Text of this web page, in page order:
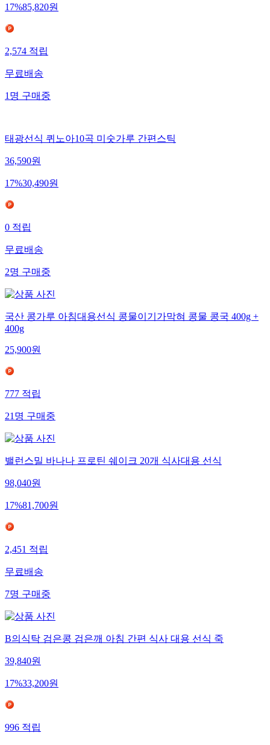
17%85,820원
2,574적립
무료배송
1명구매중
태광선식 퀴노아10곡 미숫가루 간편스틱
36,590원
17%30,490원
0적립
무료배송
2명구매중
국산 콩가루 아침대용선식 콩물이기가막혀 콩물 콩국 400g +
400g
25,900원
777적립
21명구매중
밸런스밀 바나나 프로틴 쉐이크 20개 식사대용 선식
98,040원
17%81,700원
2,451적립
무료배송
7명구매중
B의식탁 검은콩 검은깨 아침 간편 식사 대용 선식 죽
39,840원
17%33,200원
996적립